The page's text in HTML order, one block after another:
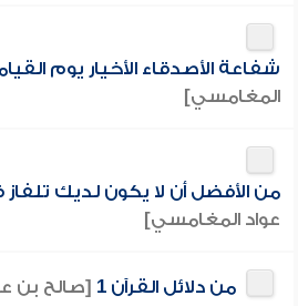
شفاعة الأصدقاء الأخيار يوم
المغامسي]
من الأفضل أن لا يكون لديك
عواد المغامسي]
من دلائل القرآن 1 [صالح بن